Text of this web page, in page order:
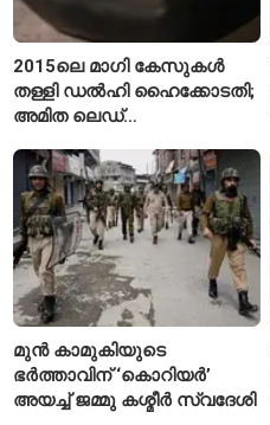
2015ലെ മാഗി കേസുകൾ
തള്ളി ഡൽഹി ഹൈക്കോടതി;
അമിത ലെഡ്
ആരോപണം
മുൻ കാമുകിയുടെ
ഭർത്താവിന് ‘കൊറിയർ’
അയച്ച് ജമ്മു കശ്മീർ സ്വദേശി